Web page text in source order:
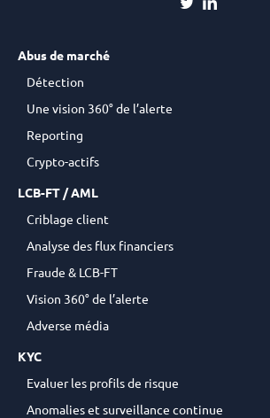
Abus de marché
Détection
Une vision 360° de l’alerte
Reporting
Crypto-actifs
LCB-FT / AML
Criblage client
Analyse des flux financiers
Fraude & LCB-FT
Vision 360° de l’alerte
Adverse média
KYC
Evaluer les profils de risque
Anomalies et surveillance continue